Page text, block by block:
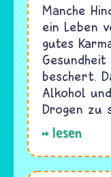
Manche
ein Leben
gutes
beschert.
Alkohol
Drogen zu
lesen